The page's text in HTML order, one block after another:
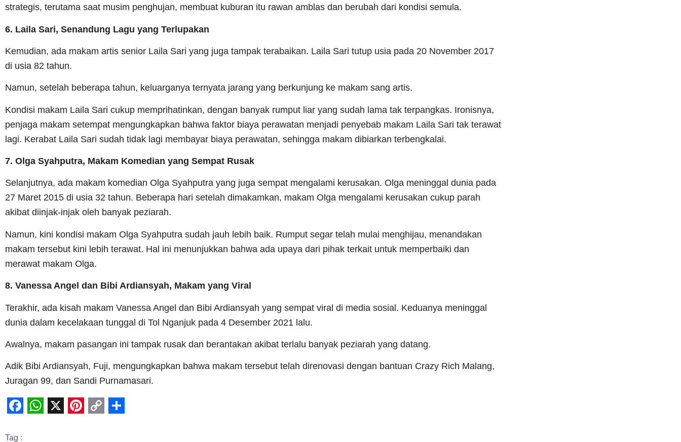
strategis, terutama saat musim penghujan, membuat kuburan itu rawan amblas dan berubah dari kondisi semula.
6. Laila Sari, Senandung Lagu yang Terlupakan
Kemudian, ada makam artis senior Laila Sari yang juga tampak terabaikan. Laila Sari tutup usia pada 20 November 2017
di usia 82 tahun.
Namun, setelah beberapa tahun, keluarganya ternyata jarang yang berkunjung ke makam sang artis.
Kondisi makam Laila Sari cukup memprihatinkan, dengan banyak rumput liar yang sudah lama tak terpangkas. Ironisnya,
penjaga makam setempat mengungkapkan bahwa faktor biaya perawatan menjadi penyebab makam Laila Sari tak terawat
lagi. Kerabat Laila Sari sudah tidak lagi membayar biaya perawatan, sehingga makam dibiarkan terbengkalai.
7. Olga Syahputra, Makam Komedian yang Sempat Rusak
Selanjutnya, ada makam komedian Olga Syahputra yang juga sempat mengalami kerusakan. Olga meninggal dunia pada
27 Maret 2015 di usia 32 tahun. Beberapa hari setelah dimakamkan, makam Olga mengalami kerusakan cukup parah
akibat diinjak-injak oleh banyak peziarah.
Namun, kini kondisi makam Olga Syahputra sudah jauh lebih baik. Rumput segar telah mulai menghijau, menandakan
makam tersebut kini lebih terawat. Hal ini menunjukkan bahwa ada upaya dari pihak terkait untuk memperbaiki dan
merawat makam Olga.
8. Vanessa Angel dan Bibi Ardiansyah, Makam yang Viral
Terakhir, ada kisah makam Vanessa Angel dan Bibi Ardiansyah yang sempat viral di media sosial. Keduanya meninggal
dunia dalam kecelakaan tunggal di Tol Nganjuk pada 4 Desember 2021 lalu.
Awalnya, makam pasangan ini tampak rusak dan berantakan akibat terlalu banyak peziarah yang datang.
Adik Bibi Ardiansyah, Fuji, mengungkapkan bahwa makam tersebut telah direnovasi dengan bantuan Crazy Rich Malang,
Juragan 99, dan Sandi Purnamasari.
Tag :